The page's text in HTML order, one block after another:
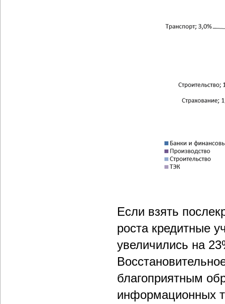
Если взять
роста кредитные
увеличились на
благоприятным
информационных